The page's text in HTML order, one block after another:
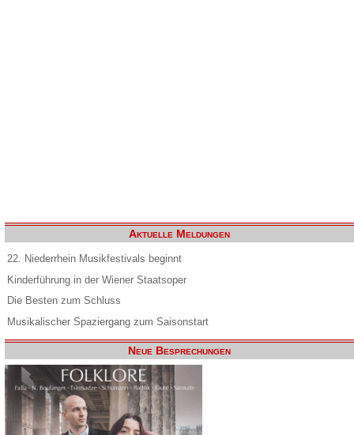
Aktuelle Meldungen
22. Niederrhein Musikfestivals beginnt
Kinderführung in der Wiener Staatsoper
Die Besten zum Schluss
Musikalischer Spaziergang zum Saisonstart
Neue Besprechungen